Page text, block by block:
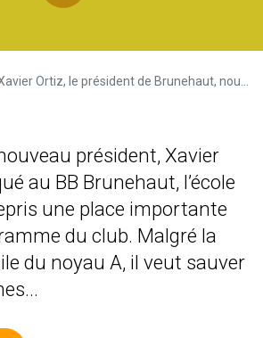
le président de Brunehaut, nous explique pourquoi son club pourrait chuter en P3
président, Xavier
au BB Brunehaut, l’école
une place importante
du club. Malgré la
du noyau A, il veut sauver